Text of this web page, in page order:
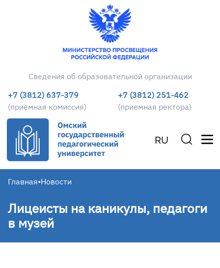
Сведения об образовательной организации
+7 (3812) 637-379
(приемная комиссия)
+7 (3812) 251-462
(приемная ректора)
RU
Главная•Новости
Лицеисты на каникулы, педагоги
в музей